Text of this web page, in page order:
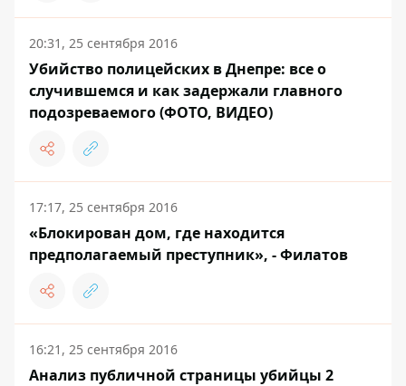
20:31, 25 сентября 2016
Убийство полицейских в Днепре: все о
случившемся и как задержали главного
подозреваемого (ФОТО, ВИДЕО)
17:17, 25 сентября 2016
«Блокирован дом, где находится
предполагаемый преступник», - Филатов
16:21, 25 сентября 2016
Анализ публичной страницы убийцы 2